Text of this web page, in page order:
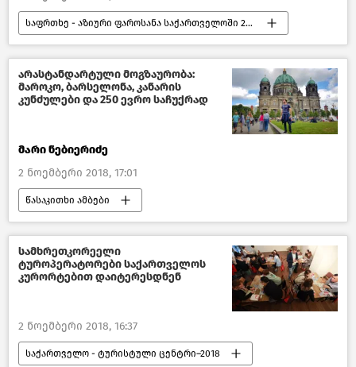
საფრთხე - აზიური ფაროსანა საქართველოში 2018
საზოგადოება აზიური ფაროსანა
საქართველო
არასტანდარტული მოგზაურობა:
მაროკო, ბარსელონა, კანარის
კუნძულები და 250 ევრო საჩუქრად
მარი ნებიერიძე
2 ნოემბერი 2018, 17:01
წასაკითხი ამბები
ქართველი ცნობადი სახეები
სამხრეთკორეელი
ტუროპერატორები საქართველოს
კურორტებით დაიტერესდნენ
2 ნოემბერი 2018, 16:37
საქართველო - ტურისტული ცენტრი–2018